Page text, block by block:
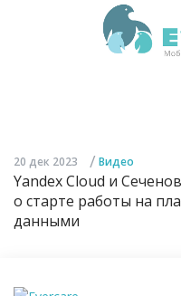
20 дек 2023 / Видео
Yandex Cloud и
о старте работы на
данными